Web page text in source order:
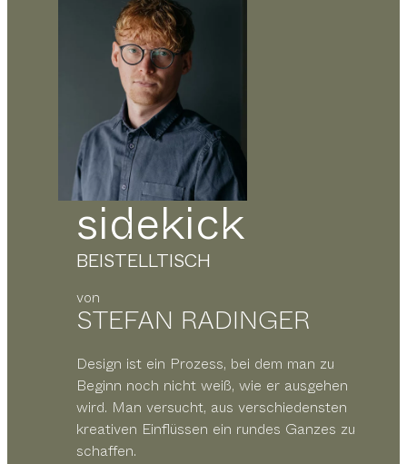
sidekick
BEISTELLTISCH
von
STEFAN RADINGER
Design ist ein Prozess, bei dem man zu
Beginn noch nicht weiß, wie er ausgehen
wird. Man versucht, aus verschiedensten
kreativen Einflüssen ein rundes Ganzes zu
schaffen.